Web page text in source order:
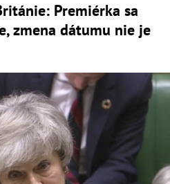
Premiérka sa
zmena dátumu nie je